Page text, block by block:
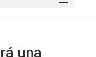
una